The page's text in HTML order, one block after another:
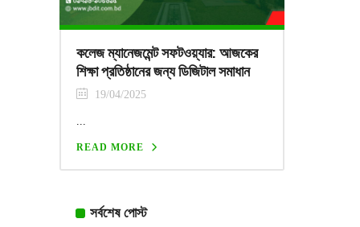
কলেজ ম্যানেজমেন্ট সফটওয়্যার: আজকের
শিক্ষা প্রতিষ্ঠানের জন্য ডিজিটাল সমাধান
19/04/2025
...
READ MORE
সর্বশেষ পোস্ট